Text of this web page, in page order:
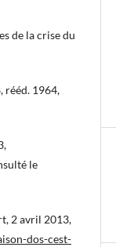
de la crise du
rééd. 1964,
le
2 avril 2013,
dos-cest-